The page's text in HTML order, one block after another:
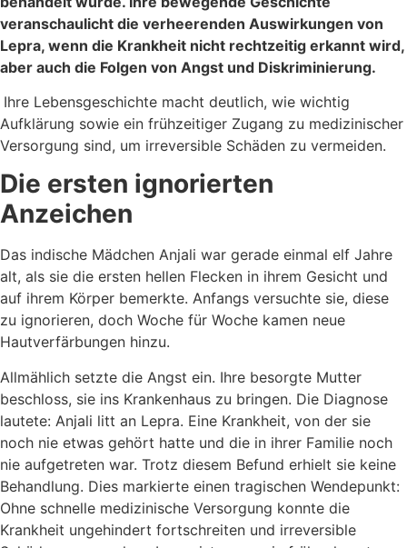
veranschaulicht die verheerenden Auswirkungen von
Lepra, wenn die Krankheit nicht rechtzeitig erkannt wird,
aber auch die Folgen von Angst und Diskriminierung.
Ihre Lebensgeschichte macht deutlich, wie wichtig
Aufklärung sowie ein frühzeitiger Zugang zu medizinischer
Versorgung sind, um irreversible Schäden zu vermeiden.
Die ersten ignorierten
Anzeichen
Das indische Mädchen Anjali war gerade einmal elf Jahre
alt, als sie die ersten hellen Flecken in ihrem Gesicht und
auf ihrem Körper bemerkte. Anfangs versuchte sie, diese
zu ignorieren, doch Woche für Woche kamen neue
Hautverfärbungen hinzu.
Allmählich setzte die Angst ein. Ihre besorgte Mutter
beschloss, sie ins Krankenhaus zu bringen. Die Diagnose
lautete: Anjali litt an Lepra. Eine Krankheit, von der sie
noch nie etwas gehört hatte und die in ihrer Familie noch
nie aufgetreten war. Trotz diesem Befund erhielt sie keine
Behandlung. Dies markierte einen tragischen Wendepunkt:
Ohne schnelle medizinische Versorgung konnte die
Krankheit ungehindert fortschreiten und irreversible